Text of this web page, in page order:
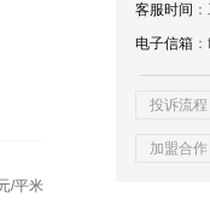
/平米
客服时间
电子信箱
投诉流程
加盟合作